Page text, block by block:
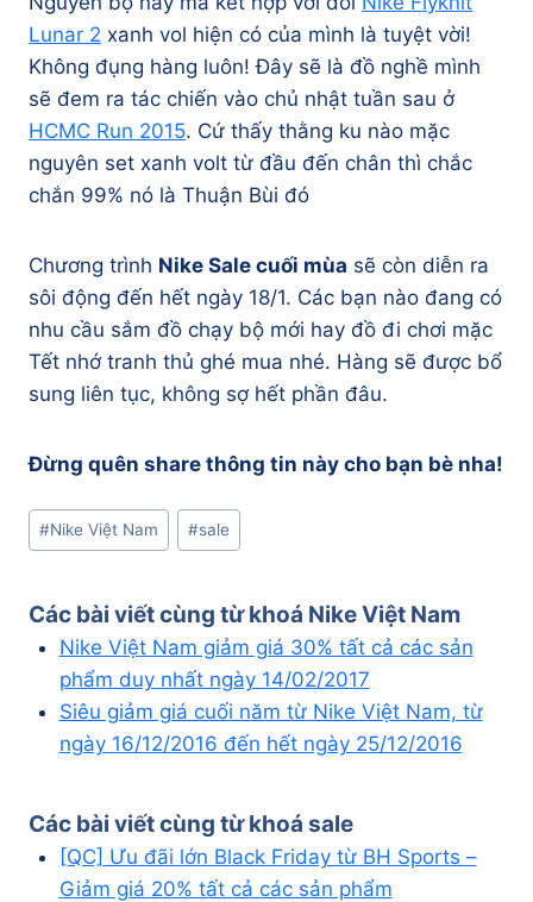
Lunar 2 xanh vol hiện có của mình là tuyệt vời!
Không đụng hàng luôn! Đây sẽ là đồ nghề mình
sẽ đem ra tác chiến vào chủ nhật tuần sau ở
HCMC Run 2015. Cứ thấy thằng ku nào mặc
nguyên set xanh volt từ đầu đến chân thì chắc
chắn 99% nó là Thuận Bùi đó
Chương trình Nike Sale cuối mùa sẽ còn diễn ra
sôi động đến hết ngày 18/1. Các bạn nào đang có
nhu cầu sắm đồ chạy bộ mới hay đồ đi chơi mặc
Tết nhớ tranh thủ ghé mua nhé. Hàng sẽ được bổ
sung liên tục, không sợ hết phần đâu.
Đừng quên share thông tin này cho bạn bè nha!
Post
Tags:
#Nike Việt Nam #sale
Các bài viết cùng từ khoá Nike Việt Nam
Nike Việt Nam giảm giá 30% tất cả các sản
phẩm duy nhất ngày 14/02/2017
Siêu giảm giá cuối năm từ Nike Việt Nam, từ
ngày 16/12/2016 đến hết ngày 25/12/2016
Các bài viết cùng từ khoá sale
[QC] Ưu đãi lớn Black Friday từ BH Sports –
Giảm giá 20% tất cả các sản phẩm